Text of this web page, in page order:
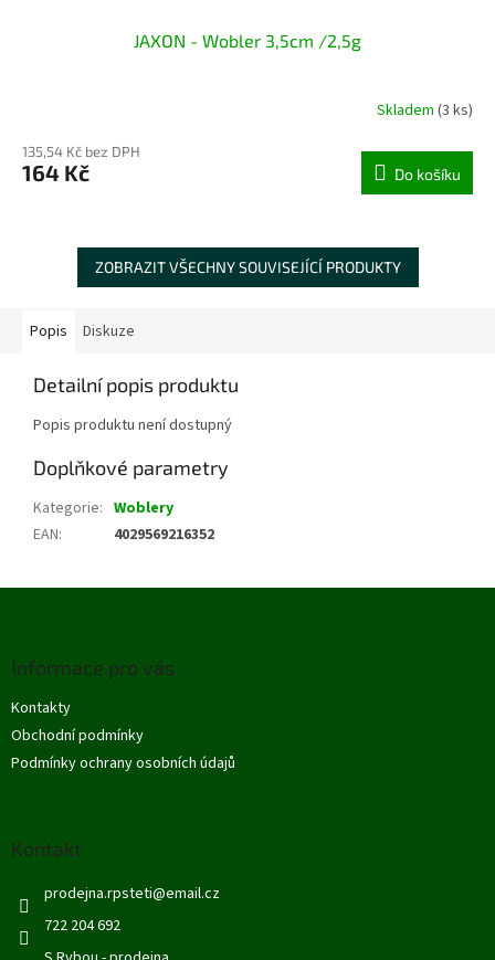
JAXON - Wobler 3,5cm /2,5g
Skladem (3 ks)
135,54 Kč bez DPH
164 Kč Do košíku
ZOBRAZIT VŠECHNY SOUVISEJÍCÍ PRODUKTY
Popis Diskuze
Detailní popis produktu
Popis produktu není dostupný
Doplňkové parametry
Kategorie: Woblery
EAN: 4029569216352
Informace pro vás
Kontakty
Obchodní podmínky
Podmínky ochrany osobních údajů
Kontakt
prodejna.rpsteti@email.cz
722 204 692